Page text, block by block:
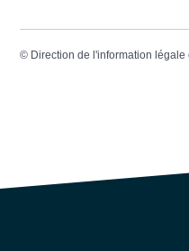
© Direction de l'information légale